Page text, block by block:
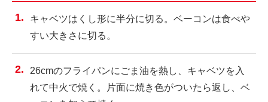
キャベツはくし形に半分に切る。ベーコンは食べや
すい大きさに切る。
26cmのフライパンにごま油を熱し、キャベツを入
れて中火で焼く。片面に焼き色がついたら返し、ベ